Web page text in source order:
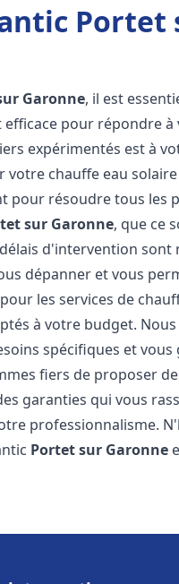
Portet
Garonne, il est
pour répondre
expérimentés est à
votre chauffe eau
pour résoudre tous les
sur Garonne, que ce
d'intervention sont
dépanner et vous
les services de
à votre budget.
spécifiques et
fiers de proposer
garanties qui vous
professionnalisme.
Portet sur Garonne